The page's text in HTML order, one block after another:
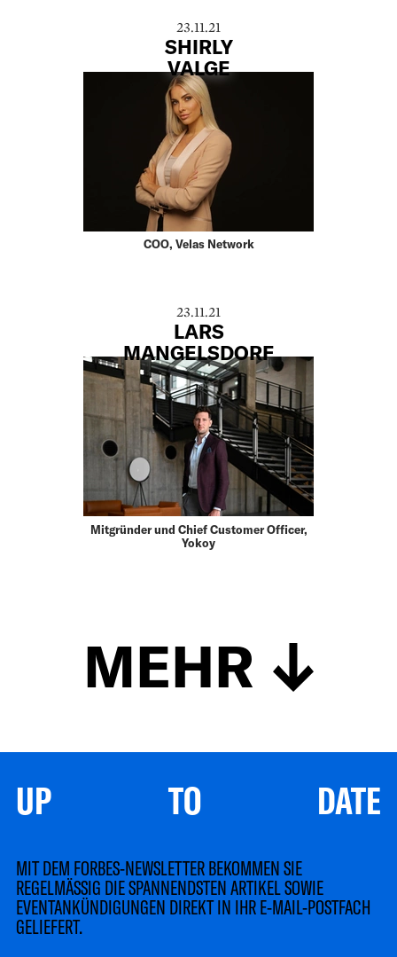
23.11.21
SHIRLY
VALGE
COO, Velas Network
23.11.21
LARS
MANGELSDORF
Mitgründer und Chief Customer Officer,
Yokoy
MEHR
UP TO DATE
MIT DEM FORBES-NEWSLETTER BEKOMMEN SIE
REGELMÄSSIG DIE SPANNENDSTEN ARTIKEL SOWIE
EVENTANKÜNDIGUNGEN DIREKT IN IHR E-MAIL-POSTFACH
GELIEFERT.